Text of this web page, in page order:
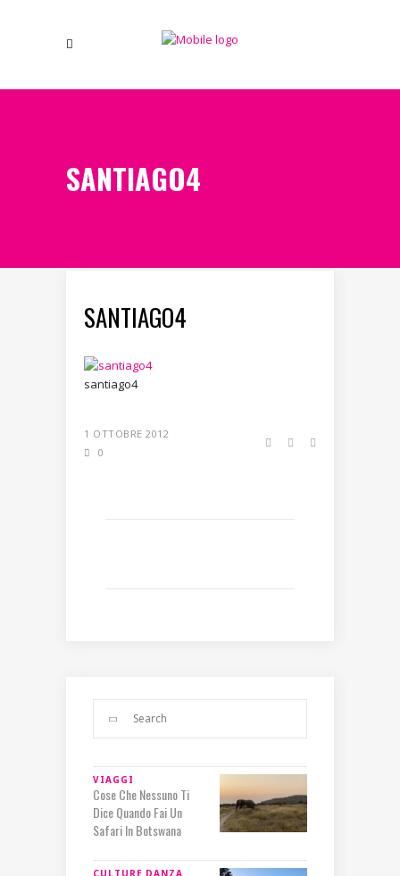
SANTIAGO4
SANTIAGO4
santiago4
1 OTTOBRE 2012
0
VIAGGI
Cose Che Nessuno Ti
Dice Quando Fai Un
Safari In Botswana
CULTURE DANZA